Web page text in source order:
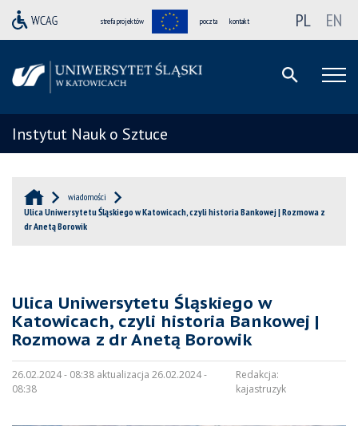
strefa projektów poczta kontakt PL EN
Instytut Nauk o Sztuce
wiadomości
Ulica Uniwersytetu Śląskiego w Katowicach, czyli historia Bankowej | Rozmowa z
dr Anetą Borowik
Ulica Uniwersytetu Śląskiego w
Katowicach, czyli historia Bankowej |
Rozmowa z dr Anetą Borowik
26.02.2024 - 08:38 aktualizacja 26.02.2024 -
08:38
Redakcja:
kajastruzyk